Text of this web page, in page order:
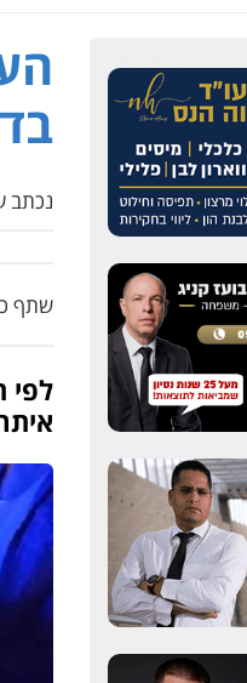
נכתב
שתף
לפי